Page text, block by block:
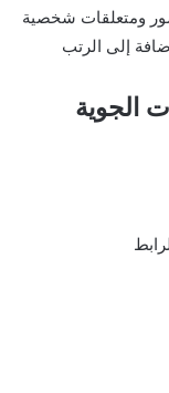
ومتعلقات شخصية
إلى الرتب
الجوية